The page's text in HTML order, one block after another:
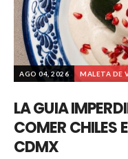
AGO 04, 2026 MALETA DE
LA GUIA
COMER CHILES
CDMX